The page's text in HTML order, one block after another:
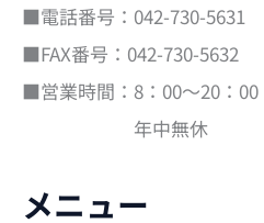
■電話番号：042-730-5631
■FAX番号：042-730-5632
■営業時間：8：00～20：00
年中無休
メニュー